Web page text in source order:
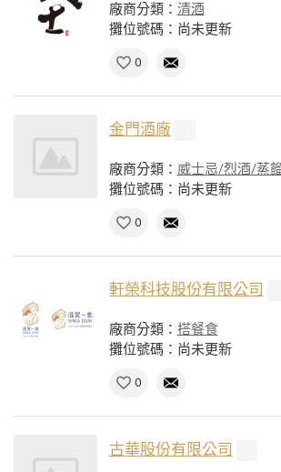
廠商分類： 清酒
攤位號碼：尚未更新
0
金門酒廠
廠商分類： 威士忌/烈酒/蒸
攤位號碼：尚未更新
0
軒榮科技股份有限公司
廠商分類： 搭餐食
攤位號碼：尚未更新
0
古華股份有限公司